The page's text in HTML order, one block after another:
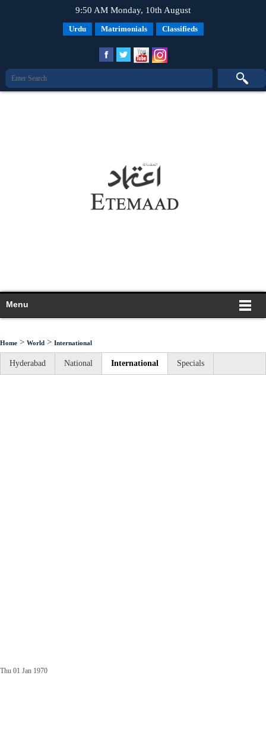
9:50 AM Monday, 10th August
Urdu Matrimonials Classifieds
Menu
Home > World > International
Hyderabad National International Specials
Thu 01 Jan 1970